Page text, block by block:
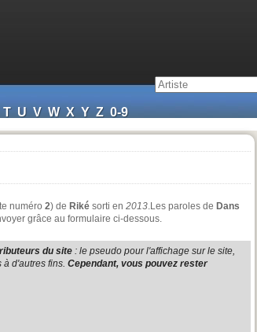
T U V W X Y Z 0-9
numéro 2) de Riké sorti en 2013.Les paroles de Dans
grâce au formulaire ci-dessous.
du site : le pseudo pour l'affichage sur le site,
d'autres fins. Cependant, vous pouvez rester